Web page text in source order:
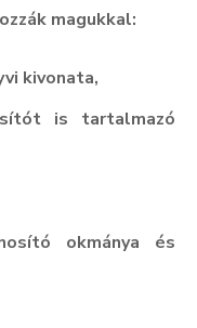
magukkal:
kivonata,
is tartalmazó
okmánya és